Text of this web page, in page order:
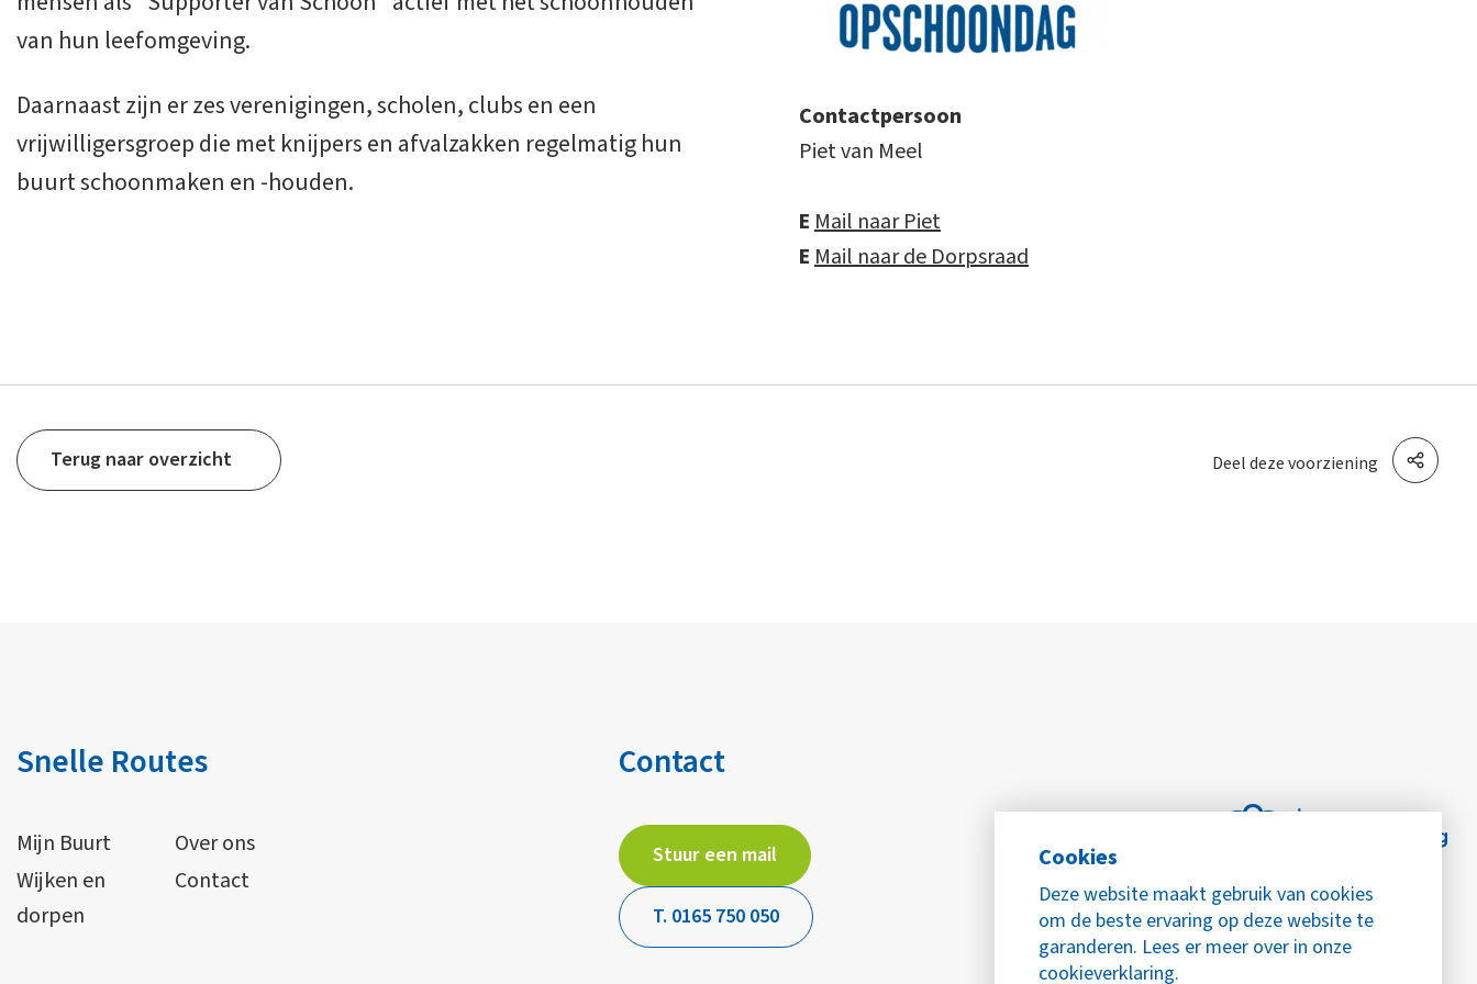
Cookies
Deze website maakt gebruik van cookies
om de beste ervaring op deze website te
garanderen. Lees er meer over in onze
cookieverklaring.
van hun leefomgeving.
Daarnaast zijn er zes verenigingen, scholen, clubs en een
vrijwilligersgroep die met knijpers en afvalzakken regelmatig hun
buurt schoonmaken en -houden.
Contactpersoon
Piet van Meel
EMail naar Piet
EMail naar de Dorpsraad
Terug naar overzicht Deel deze voorziening
Snelle Routes
Mijn Buurt
Over ons
Wijken en
dorpen
Contact
Contact
Stuur een mail
T. 0165 750 050